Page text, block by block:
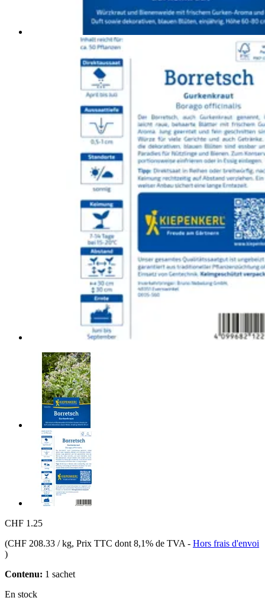
CHF 1.25
(CHF 208.33 / kg, Prix TTC dont 8,1% de TVA - Hors frais d'envoi
)
Contenu: 1 sachet
En stock